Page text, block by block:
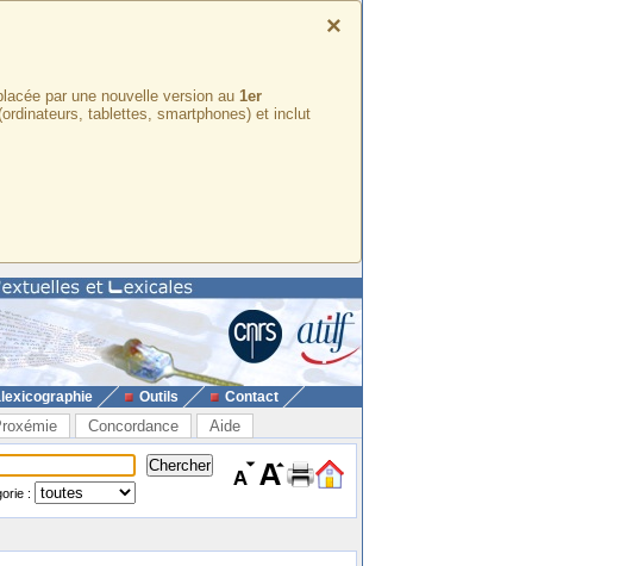
×
par une nouvelle version au 1er
tablettes, smartphones) et inclut
Outils Contact
Concordance Aide
: